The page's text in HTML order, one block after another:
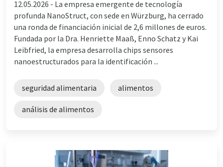
12.05.2026 - La empresa emergente de tecnología
profunda NanoStruct, con sede en Würzburg, ha cerrado
una ronda de financiación inicial de 2,6 millones de euros.
Fundada por la Dra. Henriette Maaß, Enno Schatz y Kai
Leibfried, la empresa desarrolla chips sensores
nanoestructurados para la identificación ...
seguridad alimentaria alimentos
análisis de alimentos